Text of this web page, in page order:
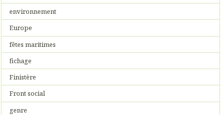
environnement
Europe
fêtes maritimes
fichage
Finistère
Front social
genre